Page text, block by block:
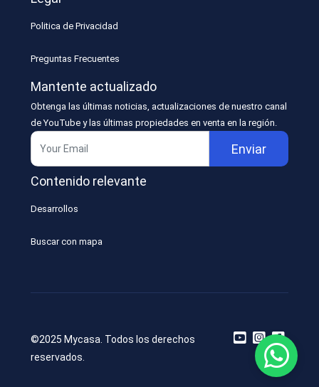
Politica de Privacidad
Preguntas Frecuentes
Mantente actualizado
Obtenga las últimas noticias, actualizaciones de nuestro canal
de YouTube y las últimas propiedades en venta en la región.
Enviar
Contenido relevante
Desarrollos
Buscar con mapa
©2025 Mycasa. Todos los derechos
reservados.